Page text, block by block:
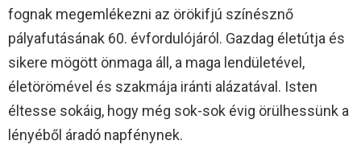
fognak megemlékezni az örökifjú színésznő
pályafutásának 60. évfordulójáról. Gazdag életútja és
sikere mögött önmaga áll, a maga lendületével,
életörömével és szakmája iránti alázatával. Isten
éltesse sokáig, hogy még sok-sok évig örülhessünk a
lényéből áradó napfénynek.